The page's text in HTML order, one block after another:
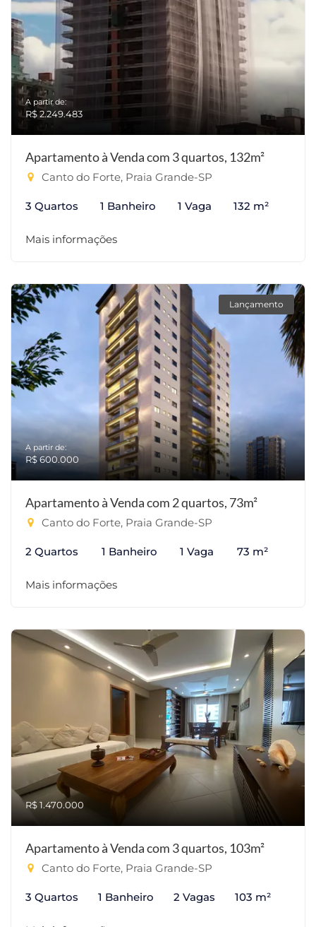
A partir de:
R$ 2.249.483
Apartamento à Venda com 3 quartos, 132m²
Canto do Forte, Praia Grande-SP
3 Quartos 1 Banheiro 1 Vaga 132 m²
Mais informações
Lançamento
A partir de:
R$ 600.000
Apartamento à Venda com 2 quartos, 73m²
Canto do Forte, Praia Grande-SP
2 Quartos 1 Banheiro 1 Vaga 73 m²
Mais informações
R$ 1.470.000
Apartamento à Venda com 3 quartos, 103m²
Canto do Forte, Praia Grande-SP
3 Quartos 1 Banheiro 2 Vagas 103 m²